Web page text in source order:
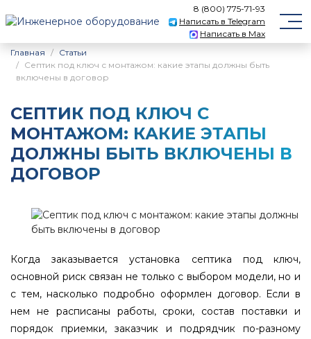
8 (800) 775-71-93
Написать в Telegram
Написать в Max
Главная
Статьи
Септик под ключ с монтажом: какие этапы должны быть
включены в договор
СЕПТИК ПОД КЛЮЧ С
МОНТАЖОМ: КАКИЕ ЭТАПЫ
ДОЛЖНЫ БЫТЬ ВКЛЮЧЕНЫ В
ДОГОВОР
Когда заказывается установка септика под ключ,
основной риск связан не только с выбором модели, но и
с тем, насколько подробно оформлен договор. Если в
нем не расписаны работы, сроки, состав поставки и
порядок приемки, заказчик и подрядчик по-разному